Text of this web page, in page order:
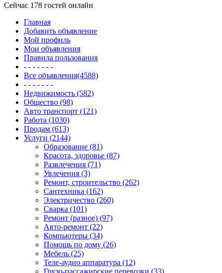
Сейчас 178 гостей онлайн
Главная
Добавить объявление
Мой профиль
Мои объявления
Правила пользования
- - - - - - -
Все объявления(4588)
- - - - - - -
Недвижимость (582)
Общество (98)
Авто транспорт (121)
Работа (1030)
Продам (613)
Услуги (2144)
Образование (81)
Красота, здоровье (87)
Развлечения (71)
Увлечения (3)
Ремонт, строительство (262)
Сантехника (162)
Электричество (260)
Сварка (101)
Ремонт (разное) (97)
Авто-ремонт (22)
Компьютеры (34)
Помощь по дому (26)
Мебель (25)
Теле-аудио аппаратура (12)
Грузо-пассажирские перевозки (33)